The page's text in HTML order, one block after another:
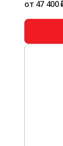
от 47 400